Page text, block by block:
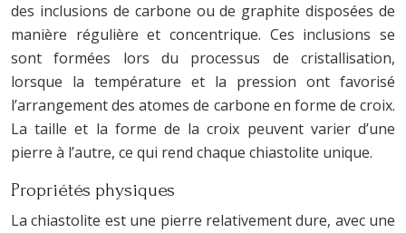
des inclusions de carbone ou de graphite disposées de
manière régulière et concentrique. Ces inclusions se
sont formées lors du processus de cristallisation,
lorsque la température et la pression ont favorisé
l’arrangement des atomes de carbone en forme de croix.
La taille et la forme de la croix peuvent varier d’une
pierre à l’autre, ce qui rend chaque chiastolite unique.
Propriétés physiques
La chiastolite est une pierre relativement dure, avec une